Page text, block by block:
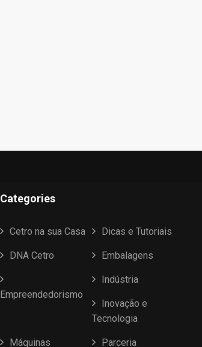
Categories
Cetro na sua Casa Dicas e Tutoriais
DNA Cetro Embalagens
Empreendedorismo
Indústria
Inovação e
Tecnologia
Máquinas Parceria